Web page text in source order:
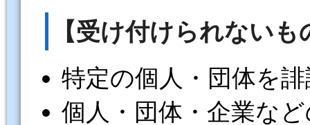
【受け付けられないも
特定の個人・団体を
個人・団体・企業な